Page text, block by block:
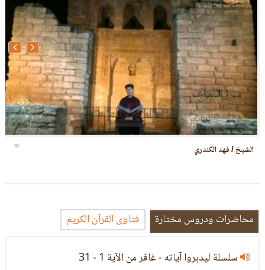
الشيخ / عبدالكريم
محاضرات ودروس مختارة فتاوى القرآن الكريم
سلسلة ليدبروا آياته - غافر من الآية 1 - 31